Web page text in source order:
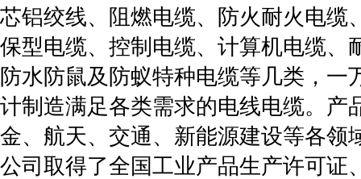
芯铝绞线、阻燃电缆、防火耐火电缆
保型电缆、控制电缆、计算机电缆、
防水防鼠及防蚁特种电缆等几类，
计制造满足各类需求的电线电缆。产
金、航天、交通、新能源建设等各领
公司取得了全国工业产品生产许可证